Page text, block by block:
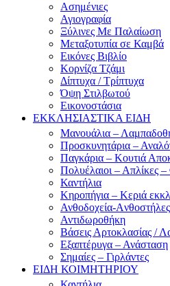
Ασημένιες
Αγιογραφία
Ξύλινες Με Παλαίωση
Μεταξοτυπία σε Καμβά
Eικόνες Bιβλίο
Kορνίζα Tζάμι
Δίπτυχα / Τρίπτυχα
Όψη Στιλβωτού
Eικονοστάσια
ΕΚΚΛΗΣΙΑΣΤΙΚΑ ΕΙΔΗ
Μανουάλια –
Προσκυνητάρια –
Παγκάρια – Κουτιά
Πολυέλαιοι – Απλίκες
Καντήλια
Κηροπήγια – Κεριά
Ανθοδοχεία-Aνθοστήλες
Αντιδωροθήκη
Βάσεις Αρτοκλασίας /
Εξαπτέρυγα – Ανάσταση
Σημαίες – Γιρλάντες
ΕΙΔΗ ΚΟΙΜΗΤΗΡΙΟΥ